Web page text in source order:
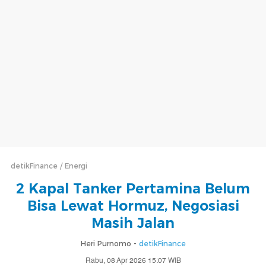
detikFinance Energi
2 Kapal Tanker Pertamina Belum
Bisa Lewat Hormuz, Negosiasi
Masih Jalan
Heri Purnomo - detikFinance
Rabu, 08 Apr 2026 15:07 WIB